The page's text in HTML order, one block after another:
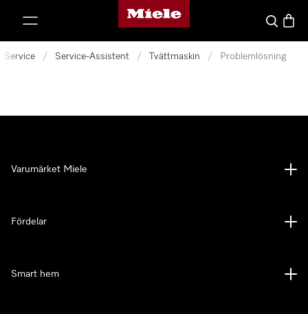
Mieles hemsida
Sök
Service / Service-Assistent / Tvättmaskin / Problemlösning
Varumärket Miele
Fördelar
Smart hem